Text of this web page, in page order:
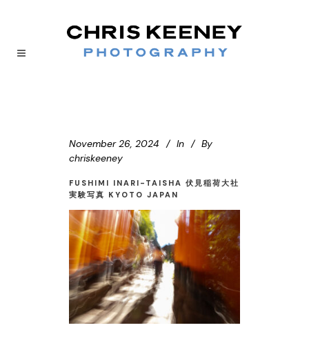
November 26, 2024 In
By
chriskeeney
FUSHIMI INARI-TAISHA 伏見稲荷大社
実験写真 KYOTO JAPAN